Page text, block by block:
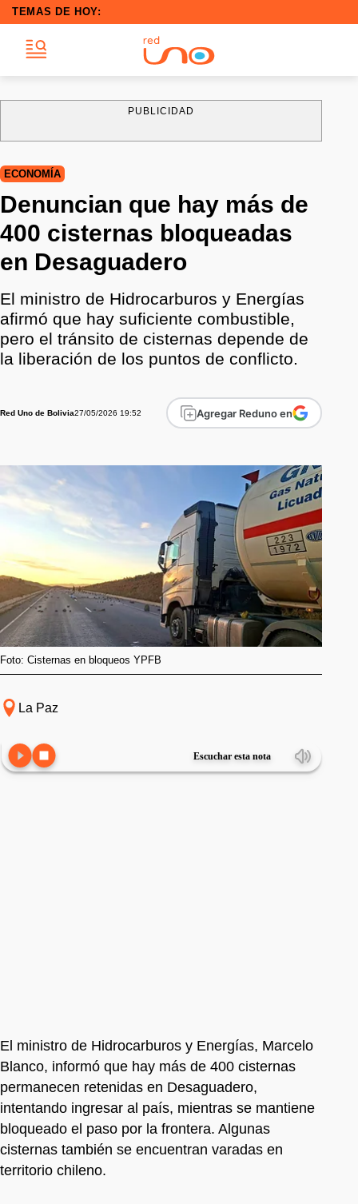
TEMAS DE HOY:
PUBLICIDAD
ECONOMÍA
Denuncian que hay más de
400 cisternas bloqueadas
en Desaguadero
El ministro de Hidrocarburos y Energías
afirmó que hay suficiente combustible,
pero el tránsito de cisternas depende de
la liberación de los puntos de conflicto.
Red Uno de Bolivia27/05/2026 19:52 Agregar Reduno en
Foto: Cisternas en bloqueos YPFB
La Paz
Escuchar esta nota
El ministro de Hidrocarburos y Energías, Marcelo
Blanco, informó que hay más de 400 cisternas
permanecen retenidas en Desaguadero,
intentando ingresar al país, mientras se mantiene
bloqueado el paso por la frontera. Algunas
cisternas también se encuentran varadas en
territorio chileno.